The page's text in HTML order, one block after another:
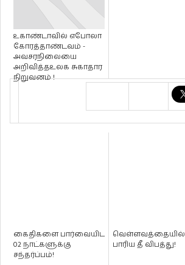
உகாண்டாவில் எபோலா
கோரத்தாண்டவம் -
அவசரநிலையை
அறிவித்தஉலக சுகாதார
நிறுவனம் !
கைதிகளை பார்வையிட
02 நாட்களுக்கு
சந்தர்ப்பம்!
வெள்ளவத்தையில்
பாரிய தீ விபத்து!